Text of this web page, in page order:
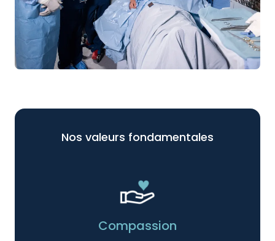
Nos valeurs fondamentales
Compassion